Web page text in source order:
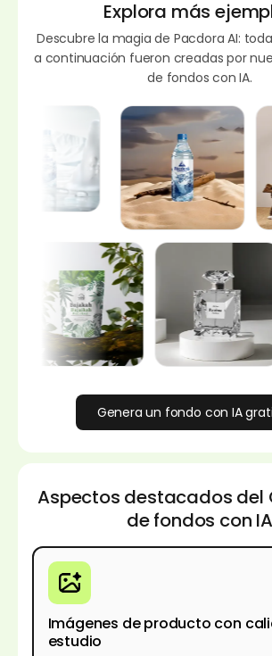
Explora más
Descubre la magia de Pacdora AI:
a continuación fueron creadas por
de fondos con IA.
Genera un fondo con IA
Aspectos destacados del
de fondos con IA
Imágenes de producto con
estudio